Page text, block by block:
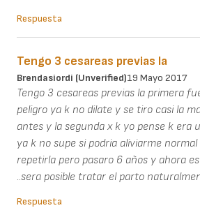
Respuesta
Tengo 3 cesareas previas la
Brendasiordi (unverified)19 Mayo 2017
Tengo 3 cesareas previas la primera
peligro ya k no dilate y se tiro casi la
antes y la segunda x k yo pense k era
ya k no supe si podria aliviarme
repetirla pero pasaro 6 años y ahora
..sera posible tratar el parto
Respuesta